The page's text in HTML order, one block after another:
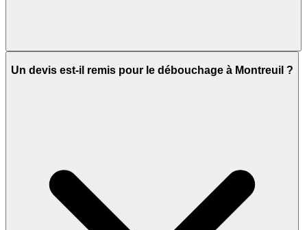
Un devis est-il remis pour le débouchage à Montreuil ?